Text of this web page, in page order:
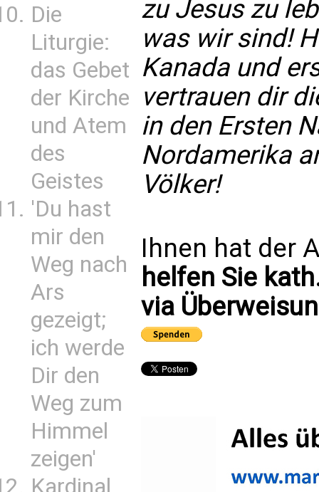
Die
Liturgie:
das Gebet
der Kirche
und Atem
des
Geistes
'Du hast
mir den
Weg nach
Ars
gezeigt;
ich werde
Dir den
Weg zum
Himmel
zeigen'
Kardinal
zu Jesus zu
was wir sind!
Kanada und
vertrauen dir
in den Ersten
Nordamerika
Völker!
Ihnen hat der
helfen Sie
via